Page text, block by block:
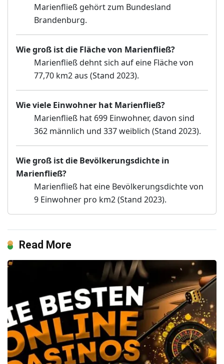
Marienfließ gehört zum Bundesland
Brandenburg.
Wie groß ist die Fläche von Marienfließ?
Marienfließ dehnt sich auf eine Fläche von
77,70 km2 aus (Stand 2023).
Wie viele Einwohner hat Marienfließ?
Marienfließ hat 699 Einwohner, davon sind
362 männlich und 337 weiblich (Stand 2023).
Wie groß ist die Bevölkerungsdichte in
Marienfließ?
Marienfließ hat eine Bevölkerungsdichte von
9 Einwohner pro km2 (Stand 2023).
Read More